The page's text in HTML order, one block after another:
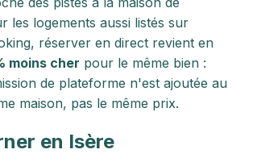
les logements aussi listés sur
réserver en direct revient en
moins cher pour le même bien :
de plateforme n'est ajoutée au
maison, pas le même prix.
en Isère